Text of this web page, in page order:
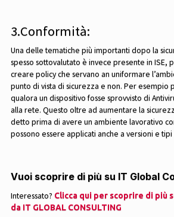
3.Conformità:
Una delle tematiche più importanti dopo la
spesso sottovalutato è invece presente in ISE,
creare policy che servano an uniformare
punto di vista di sicurezza e non. Per esempio
qualora un dispositivo fosse sprovvisto di
alla rete. Questo oltre ad aumentare la
detto prima di avere un ambiente lavorativo
possono essere applicati anche a versioni e
Vuoi scoprire di più su IT Global
Interessato? Clicca qui per scoprire di più
da IT GLOBAL CONSULTING